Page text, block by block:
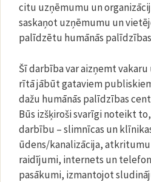
citu uzņēmumu un
saskaņot uzņēmumu un
palīdzētu humānās
Šī darbība var aizņemt
rītā jābūt gataviem
dažu humānās palīdzības
Būs izšķiroši svarīgi noteikt
darbību – slimnīcas un
ūdens/kanalizācija,
raidījumi, internets un
pasākumi, izmantojot